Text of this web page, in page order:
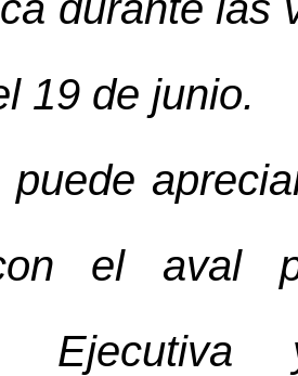
19 de junio.
puede
el aval